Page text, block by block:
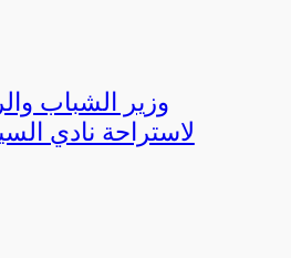
وزير الشباب
لاستراحة نادي